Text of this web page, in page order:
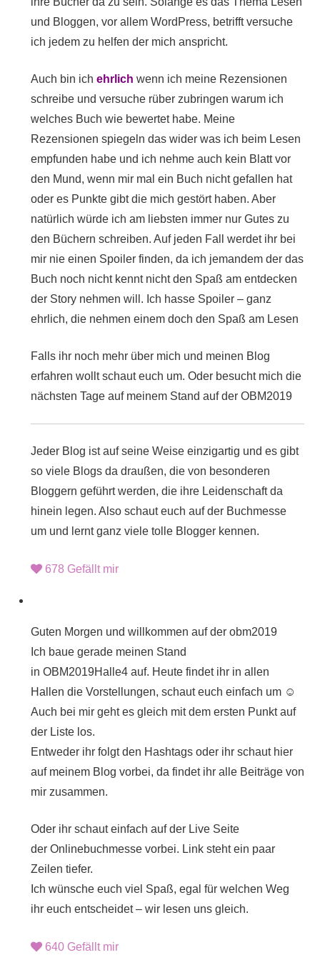
und Bloggen, vor allem WordPress, betrifft versuche
ich jedem zu helfen der mich anspricht.
Auch bin ich ehrlich wenn ich meine Rezensionen
schreibe und versuche rüber zubringen warum ich
welches Buch wie bewertet habe. Meine
Rezensionen spiegeln das wider was ich beim Lesen
empfunden habe und ich nehme auch kein Blatt vor
den Mund, wenn mir mal ein Buch nicht gefallen hat
oder es Punkte gibt die mich gestört haben. Aber
natürlich würde ich am liebsten immer nur Gutes zu
den Büchern schreiben. Auf jeden Fall werdet ihr bei
mir nie einen Spoiler finden, da ich jemandem der das
Buch noch nicht kennt nicht den Spaß am entdecken
der Story nehmen will. Ich hasse Spoiler – ganz
ehrlich, die nehmen einem doch den Spaß am Lesen
Falls ihr noch mehr über mich und meinen Blog
erfahren wollt schaut euch um. Oder besucht mich die
nächsten Tage auf meinem Stand auf der OBM2019
Jeder Blog ist auf seine Weise einzigartig und es gibt
so viele Blogs da draußen, die von besonderen
Bloggern geführt werden, die ihre Leidenschaft da
hinein legen. Also schaut euch auf der Buchmesse
um und lernt ganz viele tolle Blogger kennen.
678 Gefällt mir
Guten Morgen und willkommen auf der obm2019
Ich baue gerade meinen Stand
in OBM2019Halle4auf. Heute findet ihr in allen
Hallen die Vorstellungen, schaut euch einfach um ☺
Auch bei mir geht es gleich mit dem ersten Punkt auf
der Liste los.
Entweder ihr folgt den Hashtags oder ihr schaut hier
auf meinem Blog vorbei, da findet ihr alle Beiträge von
mir zusammen.
Oder ihr schaut einfach auf der Live Seite
der Onlinebuchmessevorbei. Link steht ein paar
Zeilen tiefer.
Ich wünsche euch viel Spaß, egal für welchen Weg
ihr euch entscheidet – wir lesen uns gleich.
640Gefällt mir